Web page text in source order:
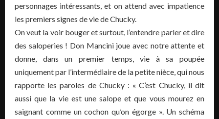
personnages intéressants, et on attend avec impatience
les premiers signes de vie de Chucky.
On veut la voir bouger et surtout, l’entendre parler et dire
des saloperies ! Don Mancini joue avec notre attente et
donne, dans un premier temps, vie à sa poupée
uniquement par l’intermédiaire de la petite nièce, qui nous
rapporte les paroles de Chucky : « C’est Chucky, il dit
aussi que la vie est une salope et que vous mourez en
saignant comme un cochon qu’on égorge ». Un schéma